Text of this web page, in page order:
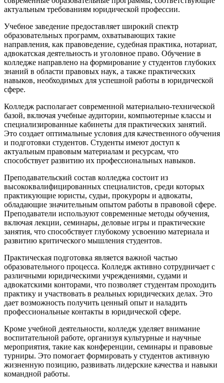
актуальным требованиям юридической профессии.
Учебное заведение предоставляет широкий спектр
образовательных программ, охватывающих такие
направления, как правоведение, судебная практика, нотариат,
адвокатская деятельность и уголовное право. Обучение в
колледже направлено на формирование у студентов глубоких
знаний в области правовых наук, а также практических
навыков, необходимых для успешной работы в юридической
сфере.
Колледж располагает современной материально-технической
базой, включая учебные аудитории, компьютерные классы и
специализированные кабинеты для практических занятий.
Это создает оптимальные условия для качественного обучения
и подготовки студентов. Студенты имеют доступ к
актуальным правовым материалам и ресурсам, что
способствует развитию их профессиональных навыков.
Преподавательский состав колледжа состоит из
высококвалифицированных специалистов, среди которых
практикующие юристы, судьи, прокуроры и адвокаты,
обладающие значительным опытом работы в правовой сфере.
Преподаватели используют современные методы обучения,
включая лекции, семинары, деловые игры и практические
занятия, что способствует глубокому усвоению материала и
развитию критического мышления студентов.
Практическая подготовка является важной частью
образовательного процесса. Колледж активно сотрудничает с
различными юридическими учреждениями, судами и
адвокатскими конторами, что позволяет студентам проходить
практику и участвовать в реальных юридических делах. Это
дает возможность получить ценный опыт и наладить
профессиональные контакты в юридической сфере.
Кроме учебной деятельности, колледж уделяет внимание
воспитательной работе, организуя культурные и научные
мероприятия, такие как конференции, семинары и правовые
турниры. Это помогает формировать у студентов активную
жизненную позицию, развивать лидерские качества и навыки
командной работы.